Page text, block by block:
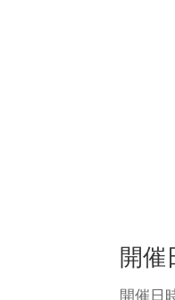
開催
開催日